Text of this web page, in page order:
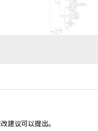
建议可以提出。